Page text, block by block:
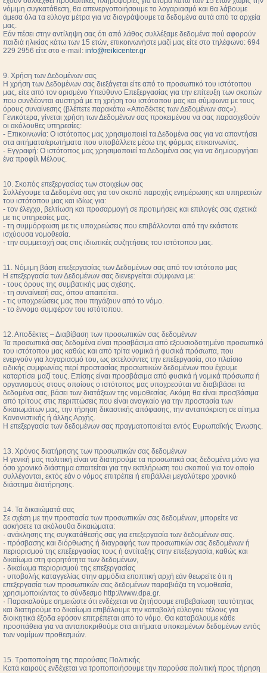
νόμιμη συγκατάθεση, θα απενεργοποιήσουμε το λογαριασμό και θα λάβουμε
άμεσα όλα τα εύλογα μέτρα για να διαγράψουμε τα δεδομένα αυτά από τα αρχεία
μας.
Εάν πέσει στην αντίληψη σας ότι από λάθος συλλέξαμε δεδομένα πού αφορούν
παιδιά ηλικίας κάτω των 15 ετών, επικοινωνήστε μαζί μας είτε στο τηλέφωνο: 694
229 2956 είτε στο e-mail: info@reikicenter.gr
9. Χρήση των Δεδομένων σας
Η χρήση των Δεδομένων σας διεξάγεται είτε από το προσωπικό του ιστότοπου
μας, είτε από τον ορισμένο Υπεύθυνο Επεξεργασίας για την επίτευξη των σκοπών
που συνδέονται αυστηρά με τη χρήση του ιστότοπου μας και σύμφωνα με τους
όρους συναίνεσης (βλέπετε παρακάτω «Αποδέκτες των Δεδομένων σας»).
Γενικότερα, γίνεται χρήση των Δεδομένων σας προκειμένου να σας παρασχεθούν
οι ακόλουθες υπηρεσίες:
- Επικοινωνία: Ο ιστότοπος μας χρησιμοποιεί τα Δεδομένα σας για να απαντήσει
στα αιτήματα/ερωτήματα που υποβάλλετε μέσω της φόρμας επικοινωνίας.
- Εγγραφή: Ο ιστότοπος μας χρησιμοποιεί τα Δεδομένα σας για να δημιουργήσει
ένα προφίλ Μέλους.
10. Σκοπός επεξεργασίας των στοιχείων σας
Συλλέγουμε τα Δεδομένα σας για τον σκοπό παροχής ενημέρωσης και υπηρεσιών
του ιστότοπου μας και ιδίως για:
- τον έλεγχο, βελτίωση και προσαρμογή σε προτιμήσεις και επιλογές σας σχετικά
με τις υπηρεσίες μας.
- τη συμμόρφωση με τις υποχρεώσεις που επιβάλλονται από την εκάστοτε
ισχύουσα νομοθεσία.
- την συμμετοχή σας στις ιδιωτικές συζητήσεις του ιστότοπου μας.
11. Νόμιμη βάση επεξεργασίας των Δεδομένων σας από τον ιστότοπο μας
Η επεξεργασία των Δεδομένων σας διενεργείται σύμφωνα με:
- τους όρους της συμβατικής μας σχέσης.
- τη συναίνεσή σας, όπου απαιτείται.
- τις υποχρεώσεις μας που πηγάζουν από το νόμο.
- το έννομο συμφέρον του ιστότοπου.
12. Αποδέκτες – Διαβίβαση των προσωπικών σας δεδομένων
Τα προσωπικά σας δεδομένα είναι προσβάσιμα από εξουσιοδοτημένο προσωπικό
του ιστότοπου μας καθώς και από τρίτα νομικά ή φυσικά πρόσωπα, που
ενεργούν για λογαριασμό του, ως εκτελούντες την επεξεργασία, στο πλαίσιο
ειδικής συμφωνίας περί προστασίας προσωπικών δεδομένων που έχουμε
καταρτίσει μαζί τους. Επίσης είναι προσβάσιμα από φυσικά ή νομικά πρόσωπα ή
οργανισμούς στους οποίους ο ιστότοπος μας υποχρεούται να διαβιβάσει τα
δεδομένα σας, βάσει των διατάξεων της νομοθεσίας. Ακόμη θα είναι προσβάσιμα
από τρίτους στις περιπτώσεις που είναι αναγκαίο για την προστασία των
δικαιωμάτων μας, την τήρηση δικαστικής απόφασης, την ανταπόκριση σε αίτημα
Κανονιστικής ή άλλης Αρχής.
Η επεξεργασία των δεδομένων σας πραγματοποιείται εντός Ευρωπαϊκής Ένωσης.
13. Χρόνος διατήρησης των προσωπικών σας δεδομένων
Η γενική μας πολιτική είναι να διατηρούμε τα προσωπικά σας δεδομένα μόνο για
όσο χρονικό διάστημα απαιτείται για την εκπλήρωση του σκοπού για τον οποίο
συλλέγονται, εκτός εάν ο νόμος επιτρέπει ή επιβάλλει μεγαλύτερο χρονικό
διάστημα διατήρησης.
14. Τα δικαιώματά σας
Σε σχέση με την προστασία των προσωπικών σας δεδομένων, μπορείτε να
ασκήσετε τα ακόλουθα δικαιώματα:
· ανάκλησης της συγκατάθεσής σας για επεξεργασία των δεδομένων σας.
· πρόσβασης και διόρθωσης ή διαγραφής των προσωπικών σας δεδομένων ή
περιορισμού της επεξεργασίας τους ή αντίταξης στην επεξεργασία, καθώς και
δικαίωμα στη φορητότητα των δεδομένων,
· δικαίωμα περιορισμού της επεξεργασίας
· υποβολής καταγγελίας στην αρμόδια εποπτική αρχή εάν θεωρείτε ότι η
επεξεργασία των προσωπικών σας δεδομένων παραβιάζει τη νομοθεσία,
χρησιμοποιώντας το σύνδεσμο http://www.dpa.gr.
· Παρακαλούμε σημειώστε ότι ενδέχεται να ζητήσουμε επιβεβαίωση ταυτότητας
και διατηρούμε το δικαίωμα επιβάλουμε την καταβολή εύλογου τέλους για
διοικητικά έξοδα εφόσον επιτρέπεται από το νόμο. Θα καταβάλουμε κάθε
προσπάθεια για να ανταποκριθούμε στα αιτήματα υποκειμένων δεδομένων εντός
των νομίμων προθεσμιών.
15. Τροποποίηση της παρούσας Πολιτικής
Κατά καιρούς ενδέχεται να τροποποιήσουμε την παρούσα πολιτική προς τήρηση